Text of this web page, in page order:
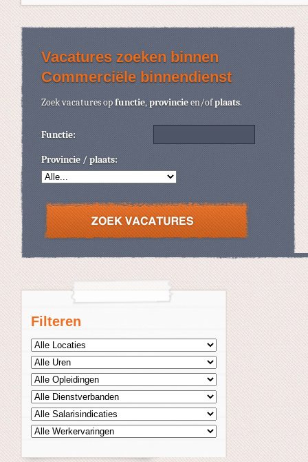
Filteren
Vacatures zoeken binnen
Commerciële binnendienst
Zoek vacatures opfunctie,provincieen/ofplaats.
Functie:
Provincie / plaats: